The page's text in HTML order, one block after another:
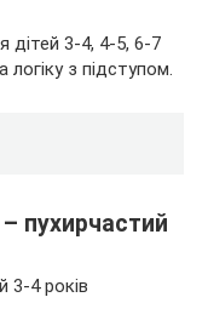
дітей 3-4, 4-5, 6-7
логіку з підступом.
пухирчастий
3-4 років